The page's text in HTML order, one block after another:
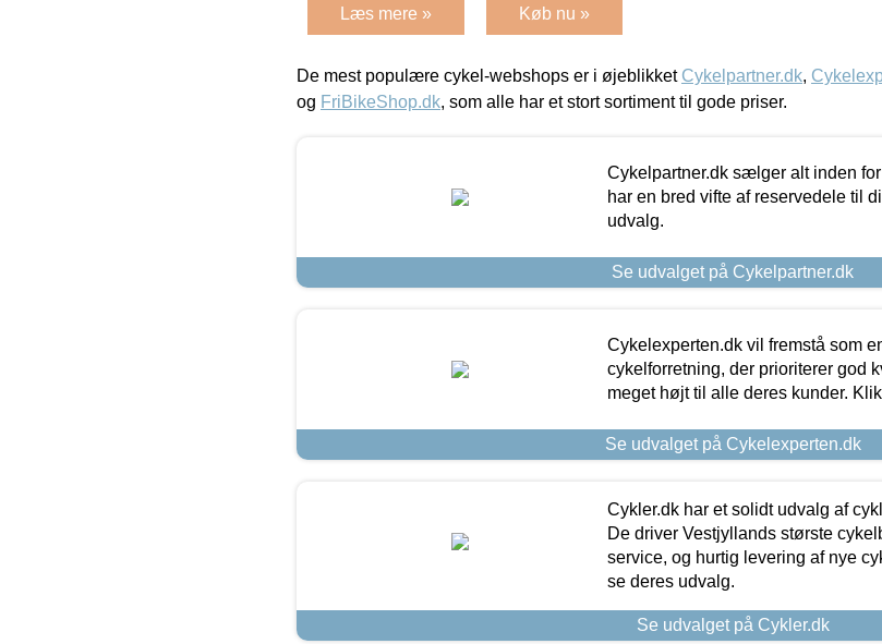
Læs mere » Køb nu »
De mest populære cykel-webshops er i øjeblikket Cykelpartner.dk,
og FriBikeShop.dk, som alle har et stort sortiment til gode priser.
Cykelpartner.dk sælger alt inden
har en bred vifte af reservedele til
udvalg.
Se udvalget på Cykelpartner.dk
Cykelexperten.dk vil fremstå som
cykelforretning, der prioriterer god
meget højt til alle deres kunder.
Se udvalget på Cykelexperten.dk
Cykler.dk har et solidt udvalg af
De driver Vestjyllands største
service, og hurtig levering af nye
se deres udvalg.
Se udvalget på Cykler.dk